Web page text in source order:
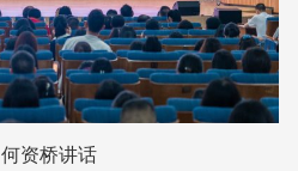
何资桥讲话